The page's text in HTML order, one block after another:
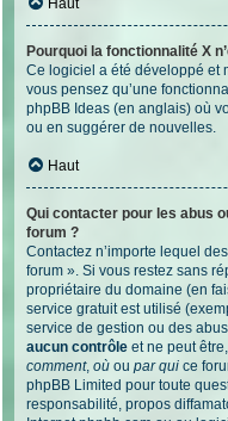
Haut
Pourquoi la fonctionnalité X
Ce logiciel a été développé et
vous pensez qu’une
phpBB Ideas (en anglais) où
ou en suggérer de nouvelles.
Haut
Qui contacter pour les abus
forum ?
Contactez n’importe lequel
forum ». Si vous restez sans
propriétaire du domaine (en
service gratuit est utilisé
service de gestion ou des
aucun contrôle et ne peut
comment, où ou par qui ce
phpBB Limited pour toute
responsabilité, propos